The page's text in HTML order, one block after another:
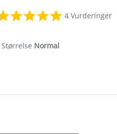
star
4 Vurderinger
Størrelse Normal